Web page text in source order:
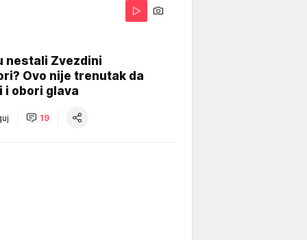
nestali Zvezdini
Ovo nije trenutak da
i obori glava
19